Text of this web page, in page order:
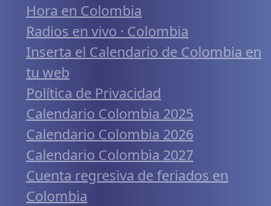
Hora en Colombia
Radios en vivo · Colombia
Inserta el Calendario de Colombia en
tu web
Política de Privacidad
Calendario Colombia 2025
Calendario Colombia 2026
Calendario Colombia 2027
Cuenta regresiva de feriados en
Colombia